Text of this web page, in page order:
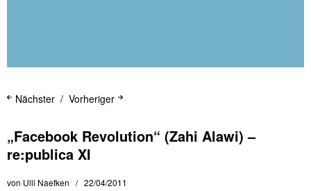
Vorheriger
Nächster
„Facebook Revolution“ (Zahi Alawi) –
re:publica XI
von Ulli Naefken
22/04/2011